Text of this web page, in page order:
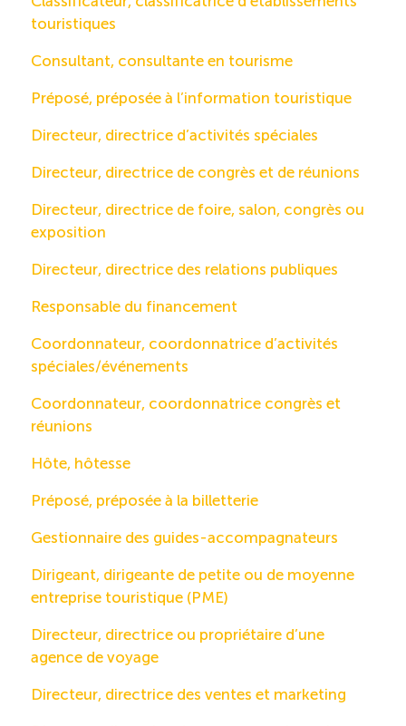
touristiques
Consultant, consultante en tourisme
Préposé, préposée à l’information touristique
Directeur, directrice d’activités spéciales
Directeur, directrice de congrès et de réunions
Directeur, directrice de foire, salon, congrès ou
exposition
Directeur, directrice des relations publiques
Responsable du financement
Coordonnateur, coordonnatrice d’activités
spéciales/événements
Coordonnateur, coordonnatrice congrès et
réunions
Hôte, hôtesse
Préposé, préposée à la billetterie
Gestionnaire des guides-accompagnateurs
Dirigeant, dirigeante de petite ou de moyenne
entreprise touristique (PME)
Directeur, directrice ou propriétaire d’une
agence de voyage
Directeur, directrice des ventes et marketing